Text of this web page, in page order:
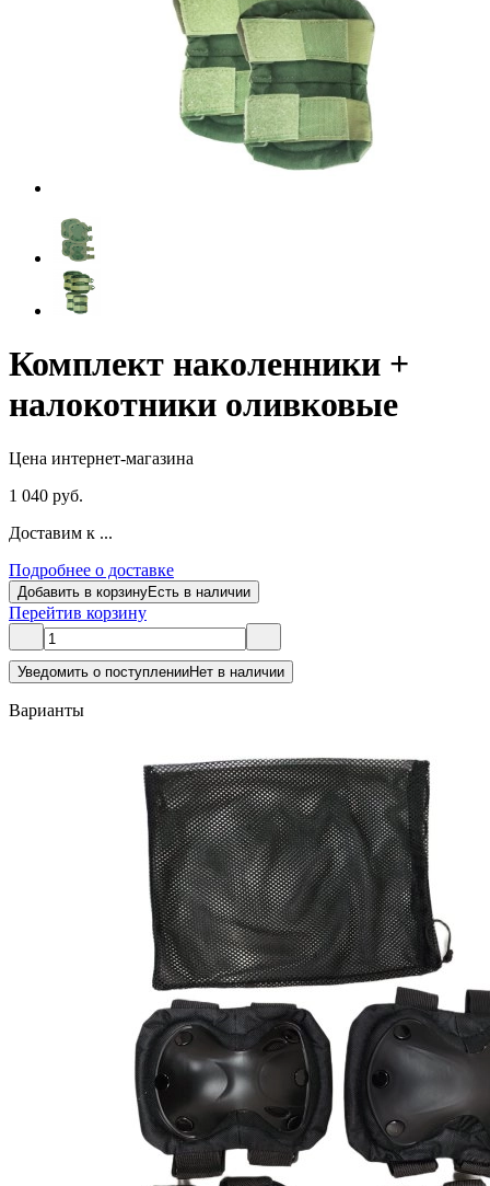
Комплект наколенники +
налокотники оливковые
Цена интернет-магазина
1 040 руб.
Доставим к ...
Подробнее о доставке
Добавить в корзинуЕсть в наличии
Перейтив корзину
Уведомить о поступленииНет в наличии
Варианты